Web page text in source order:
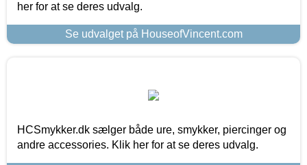
her for at se deres udvalg.
Se udvalget på HouseofVincent.com
HCSmykker.dk sælger både ure, smykker, piercinger og
andre accessories. Klik her for at se deres udvalg.